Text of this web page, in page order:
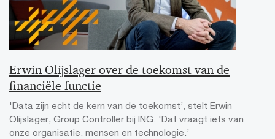
Erwin Olijslager over de toekomst van de
financiële functie
'Data zijn echt de kern van de toekomst’, stelt Erwin
Olijslager, Group Controller bij ING. 'Dat vraagt iets van
onze organisatie, mensen en technologie.’